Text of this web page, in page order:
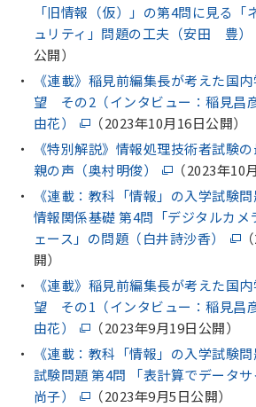
「旧情報（仮）」の第4問に見る「
ュリティ」問題の工夫（安田 豊）
公開）
《連載》稲見前編集長が考えた国
望 その2（インタビュー：稲見昌
由花）
（2023年10月16日公開）
《特別解説》情報処理技術者試験
親の声（奥村明俊）
（2023年10
《連載：教科「情報」の入学試験
情報関係基礎 第4問「デジタルカメ
ェース」の問題（白井詩沙香）
開）
《連載》稲見前編集長が考えた国
望 その1（インタビュー：稲見昌
由花）
（2023年9月19日公開）
《連載：教科「情報」の入学試験
試験問題 第4問 「表計算でデータ
尚子）
（2023年9月5日公開）